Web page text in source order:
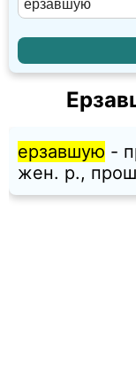
ерзавшую -
жен. p.,